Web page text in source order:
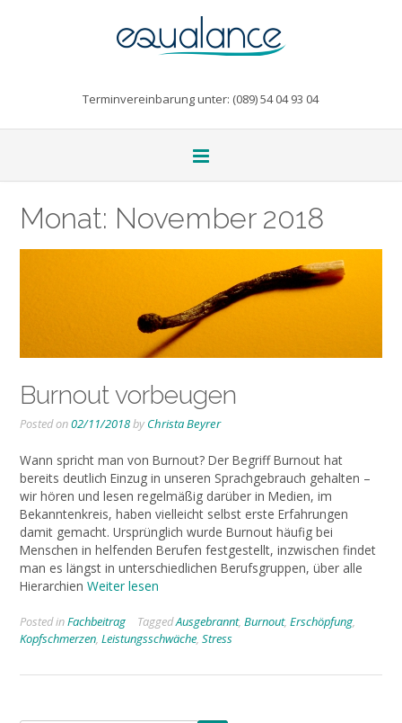
Terminvereinbarung unter: (089) 54 04 93 04
Monat: November 2018
Burnout vorbeugen
Posted on02/11/2018by Christa Beyrer
Wann spricht man von Burnout? Der Begriff Burnout hat
bereits deutlich Einzug in unseren Sprachgebrauch gehalten –
wir hören und lesen regelmäßig darüber in Medien, im
Bekanntenkreis, haben vielleicht selbst erste Erfahrungen
damit gemacht. Ursprünglich wurde Burnout häufig bei
Menschen in helfenden Berufen festgestellt, inzwischen findet
man es längst in unterschiedlichen Berufsgruppen, über alle
Hierarchien Weiter lesen
Posted inFachbeitrag TaggedAusgebrannt, Burnout, Erschöpfung,
Kopfschmerzen, Leistungsschwäche, Stress